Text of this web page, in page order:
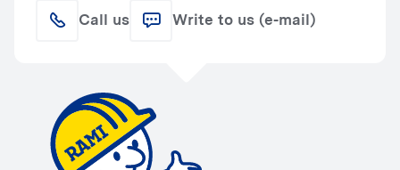
Call us Write to us (e-mail)